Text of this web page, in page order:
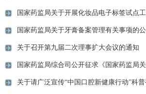
关于召开第九届二次理事扩大会议的通知